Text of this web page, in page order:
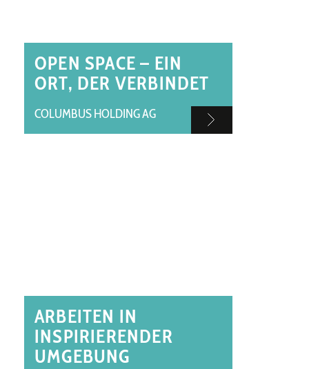
OPEN SPACE – EIN
ORT, DER VERBINDET
COLUMBUS HOLDING AG
ARBEITEN IN
INSPIRIERENDER
UMGEBUNG